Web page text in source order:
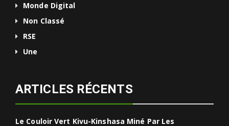
Monde Digital
Non Classé
RSE
Une
ARTICLES RÉCENTS
Le Couloir Vert Kivu-Kinshasa Miné Par Les